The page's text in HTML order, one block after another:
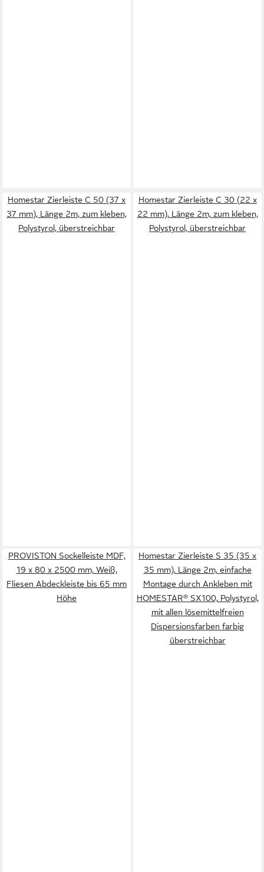
Homestar Zierleiste C 50 (37 x
37 mm), Länge 2m, zum kleben,
Polystyrol, überstreichbar
Homestar Zierleiste C 30 (22 x
22 mm), Länge 2m, zum kleben,
Polystyrol, überstreichbar
PROVISTON Sockelleiste MDF,
19 x 80 x 2500 mm, Weiß,
Fliesen Abdeckleiste bis 65 mm
Höhe
Homestar Zierleiste S 35 (35 x
35 mm), Länge 2m, einfache
Montage durch Ankleben mit
HOMESTAR® SX100, Polystyrol,
mit allen lösemittelfreien
Dispersionsfarben farbig
überstreichbar